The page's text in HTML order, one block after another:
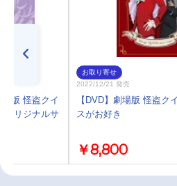
版 怪盗クイ
オリジナルサ
お取り寄せ
2022/12/21 発売
【DVD】劇場版 怪盗ク
スがお好き
￥8,800